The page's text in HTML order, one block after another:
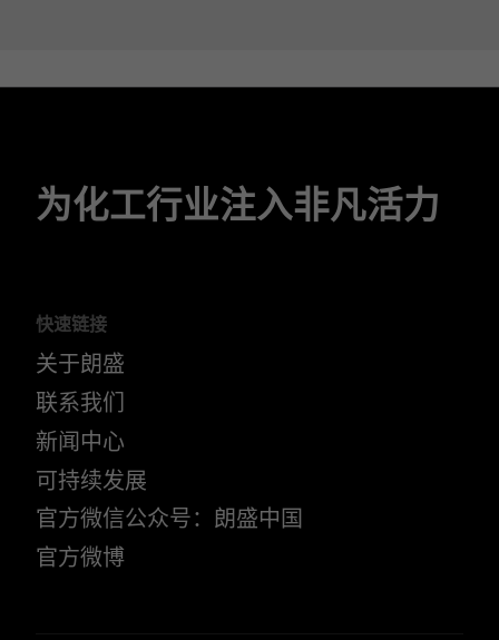
为化工行业注入非凡活力
快速链接
关于朗盛
联系我们
新闻中心
可持续发展
官方微信公众号：朗盛中国
官方微博